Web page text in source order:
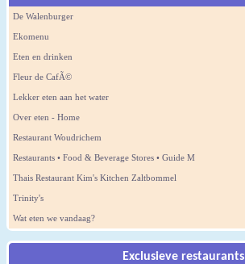
De Walenburger
Ekomenu
Eten en drinken
Fleur de CafÃ©
Lekker eten aan het water
Over eten - Home
Restaurant Woudrichem
Restaurants • Food & Beverage Stores • Guide M
Thais Restaurant Kim's Kitchen Zaltbommel
Trinity's
Wat eten we vandaag?
Exclusieve restaurants